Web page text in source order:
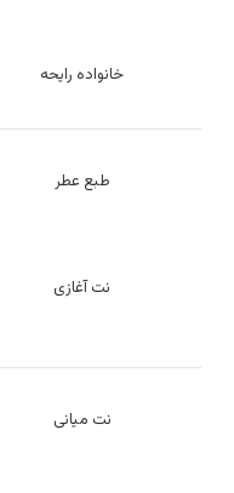
خانواده رایحه
طبع عطر
نت آغازی
نت میانی